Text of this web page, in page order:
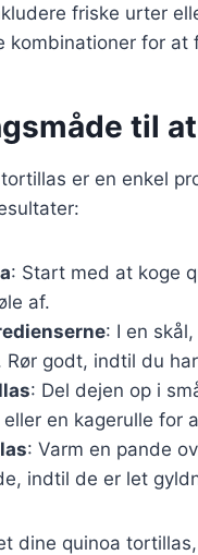
friske urter
kombinationer for at
til
er en enkel
: Start med at koge
af.
: I en
Rør godt, indtil du
: Del dejen op i
en kagerulle for
: Varm en pande
indtil de er let
dine quinoa